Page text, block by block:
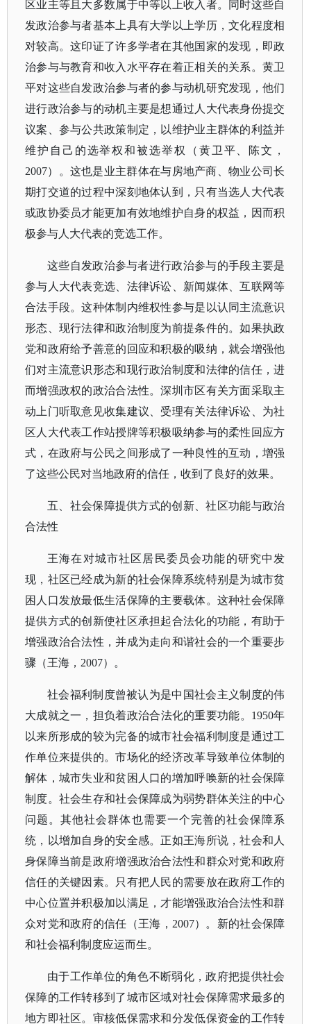
区业主等且大多数属于中等以上收入者。同时这些自
发政治参与者基本上具有大学以上学历，文化程度相
对较高。这印证了许多学者在其他国家的发现，即政
治参与与教育和收入水平存在着正相关的关系。黄卫
平对这些自发政治参与者的参与动机研究发现，他们
进行政治参与的动机主要是想通过人大代表身份提交
议案、参与公共政策制定，以维护业主群体的利益并
维护自己的选举权和被选举权（黄卫平、陈文，
2007）。这也是业主群体在与房地产商、物业公司长
期打交道的过程中深刻地体认到，只有当选人大代表
或政协委员才能更加有效地维护自身的权益，因而积
极参与人大代表的竞选工作。
这些自发政治参与者进行政治参与的手段主要是
参与人大代表竞选、法律诉讼、新闻媒体、互联网等
合法手段。这种体制内维权性参与是以认同主流意识
形态、现行法律和政治制度为前提条件的。如果执政
党和政府给予善意的回应和积极的吸纳，就会增强他
们对主流意识形态和现行政治制度和法律的信任，进
而增强政权的政治合法性。深圳市区有关方面采取主
动上门听取意见收集建议、受理有关法律诉讼、为社
区人大代表工作站授牌等积极吸纳参与的柔性回应方
式，在政府与公民之间形成了一种良性的互动，增强
了这些公民对当地政府的信任，收到了良好的效果。
五、社会保障提供方式的创新、社区功能与政治
合法性
王海在对城市社区居民委员会功能的研究中发
现，社区已经成为新的社会保障系统特别是为城市贫
困人口发放最低生活保障的主要载体。这种社会保障
提供方式的创新使社区承担起合法化的功能，有助于
增强政治合法性，并成为走向和谐社会的一个重要步
骤（王海， 2007）。
社会福利制度曾被认为是中国社会主义制度的伟
大成就之一，担负着政治合法化的重要功能。 1950年
以来所形成的较为完备的城市社会福利制度是通过工
作单位来提供的。市场化的经济改革导致单位体制的
解体，城市失业和贫困人口的增加呼唤新的社会保障
制度。社会生存和社会保障成为弱势群体关注的中心
问题。其他社会群体也需要一个完善的社会保障系
统，以增加自身的安全感。正如王海所说，社会和人
身保障当前是政府增强政治合法性和群众对党和政府
信任的关键因素。只有把人民的需要放在政府工作的
中心位置并积极加以满足，才能增强政治合法性和群
众对党和政府的信任（王海，2007）。新的社会保障
和社会福利制度应运而生。
由于工作单位的角色不断弱化，政府把提供社会
保障的工作转移到了城市区域对社会保障需求最多的
地方即社区。审核低保需求和分发低保资金的工作转